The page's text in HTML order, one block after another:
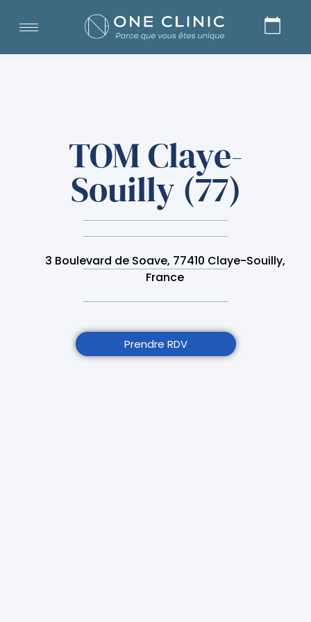
TOM Claye-
Souilly (77)
3 Boulevard de Soave, 77410 Claye-Souilly,
France
Prendre RDV